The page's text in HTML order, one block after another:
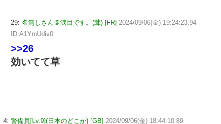
29: 名無しさん＠涙目です。(茸) [FR] 2024/09/06(金) 19:24:23.94
ID:A1YmUdiv0
>>26
効いてて草
4: 警備員[Lv.9](日本のどこか) [GB] 2024/09/06(金) 18:44:10.89